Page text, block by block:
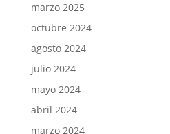
marzo 2025
octubre 2024
agosto 2024
julio 2024
mayo 2024
abril 2024
marzo 2024